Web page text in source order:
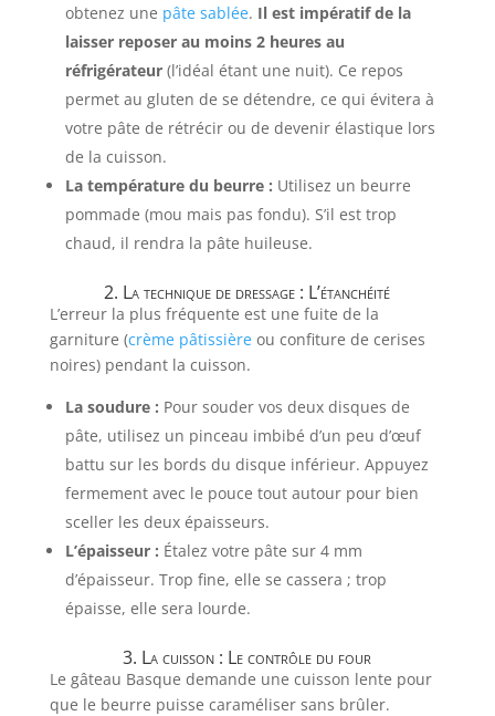
obtenez une pâte sablée. Il est impératif de la
laisser reposer au moins 2 heures au
réfrigérateur(l’idéal étant une nuit). Ce repos
permet au gluten de se détendre, ce qui évitera à
votre pâte de rétrécir ou de devenir élastique lors
de la cuisson.
La température du beurre : Utilisez un beurre
pommade (mou mais pas fondu). S’il est trop
chaud, il rendra la pâte huileuse.
2. La technique de dressage : L’étanchéité
L’erreur la plus fréquente est une fuite de la
garniture (crème pâtissièreou confiture de cerises
noires) pendant la cuisson.
La soudure : Pour souder vos deux disques de
pâte, utilisez un pinceau imbibé d’un peu d’œuf
battu sur les bords du disque inférieur. Appuyez
fermement avec le pouce tout autour pour bien
sceller les deux épaisseurs.
L’épaisseur : Étalez votre pâte sur 4 mm
d’épaisseur. Trop fine, elle se cassera ; trop
épaisse, elle sera lourde.
3. La cuisson : Le contrôle du four
Le gâteau Basque demande une cuisson lente pour
que le beurre puisse caraméliser sans brûler.